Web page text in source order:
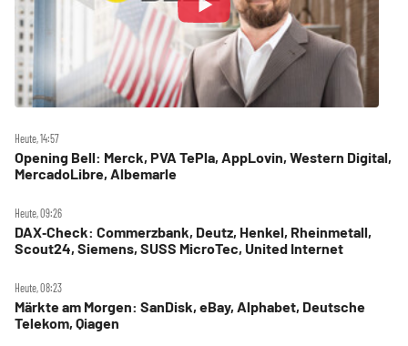
Heute, 14:57
Opening Bell: Merck, PVA TePla, AppLovin, Western Digital,
MercadoLibre, Albemarle
Heute, 09:26
DAX‑Check: Commerzbank, Deutz, Henkel, Rheinmetall,
Scout24, Siemens, SUSS MicroTec, United Internet
Heute, 08:23
Märkte am Morgen: SanDisk, eBay, Alphabet, Deutsche
Telekom, Qiagen